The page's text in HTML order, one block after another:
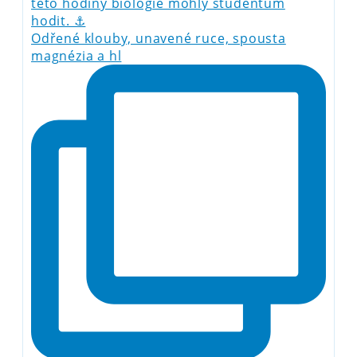
Odřené klouby, unavené ruce, spousta
magnézia a hl